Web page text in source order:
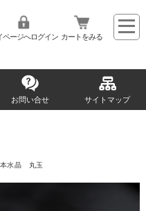
ページへログイン カートをみる
お問い合せ サイトマップ
水晶 丸玉